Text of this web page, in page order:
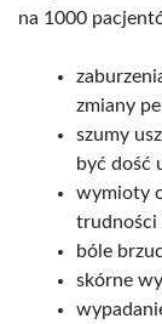
na 1000
zmiany
szumy
być dość
wymioty
trudności
bóle
skórne